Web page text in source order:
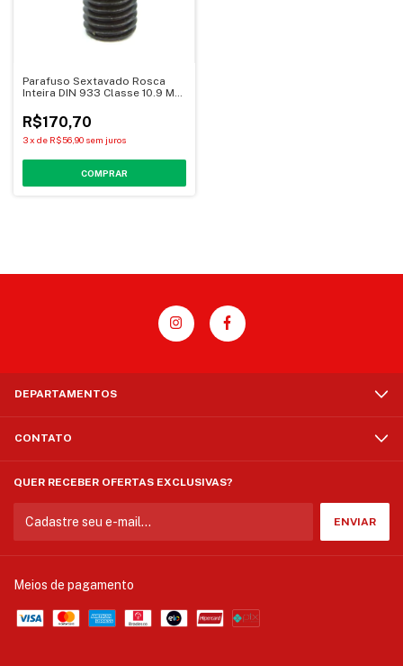
Parafuso Sextavado Rosca
Inteira DIN 933 Classe 10.9 MA
Desidrogenado Geralfix
R$170,70
3x de R$56,90 sem juros
DEPARTAMENTOS
CONTATO
QUER RECEBER OFERTAS EXCLUSIVAS?
Meios de pagamento